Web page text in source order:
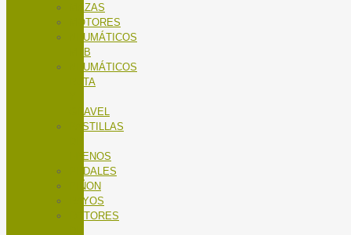
MAZAS
MOTORES
NEUMÁTICOS
MTB
NEUMÁTICOS
RUTA
GRAVEL
PASTILLAS
FRENOS
PEDALES
PIÑON
RAYOS
ROTORES